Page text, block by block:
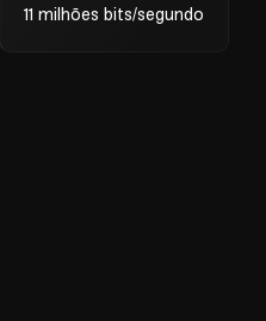
11 milhões bits/segundo